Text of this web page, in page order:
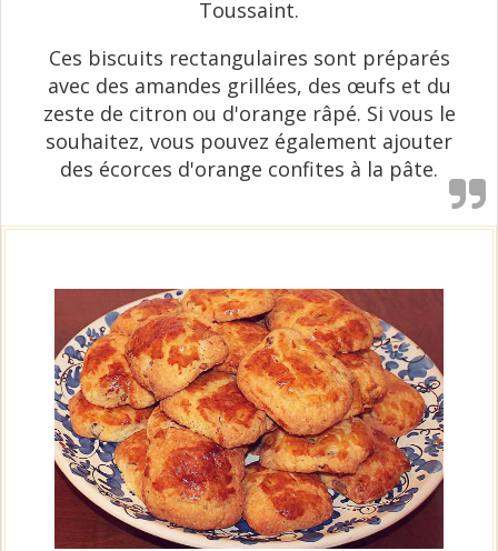
Toussaint.
Ces biscuits rectangulaires sont préparés
avec des amandes grillées, des œufs et du
zeste de citron ou d'orange râpé. Si vous le
souhaitez, vous pouvez également ajouter
des écorces d'orange confites à la pâte.